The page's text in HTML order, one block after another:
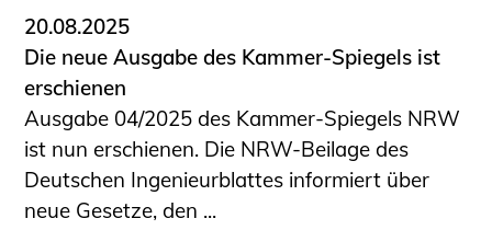
Zusatzqualifikationen
Geschützter Bereich
Informationen für Auftraggeber und
Verbraucher
Ingenieursuche (Mitglieder der IK-Bau
NRW)
Fachlisten
20.08.2025
Die neue Ausgabe des Kammer-Spiegels ist
erschienen
Ausgabe 04/2025 des Kammer-Spiegels NRW
ist nun erschienen. Die NRW-Beilage des
Deutschen Ingenieurblattes informiert über
neue Gesetze, den ...